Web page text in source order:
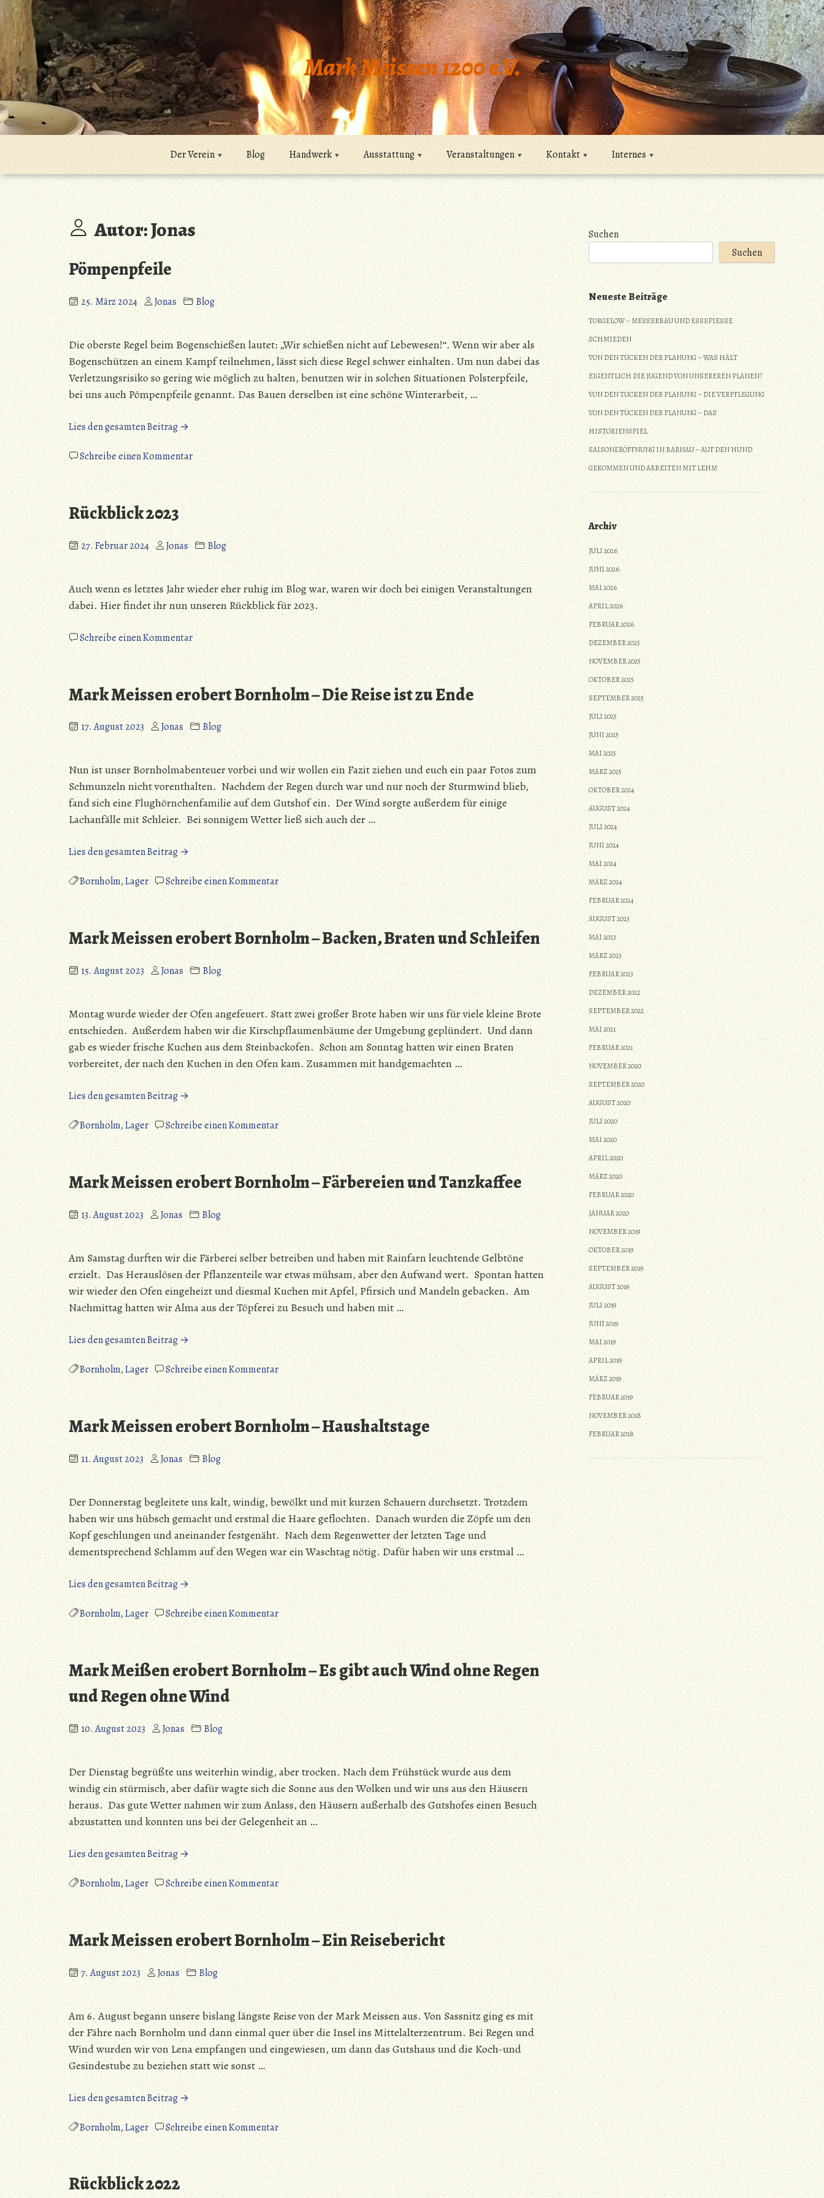
Zum
Inhalt
springen
Mark Meissen 1200 e.V.
Der Verein Blog Handwerk Ausstattung Veranstaltungen Kontakt Internes
Autor:Jonas
Pömpenpfeile
25. März 2024 Jonas Blog
Die oberste Regel beim Bogenschießen lautet: „Wir schießen nicht auf Lebewesen!“. Wenn wir aber als
Bogenschützen an einem Kampf teilnehmen, lässt sich diese Regel schwer einhalten. Um nun dabei das
Verletzungsrisiko so gering wie möglich zu halten, benutzen wir in solchen Situationen Polsterpfeile,
bei uns auch Pömpenpfeile genannt. Das Bauen derselben ist eine schöne Winterarbeit, …
Lies den gesamten Beitrag →„Pömpenpfeile“
Schreibe einen Kommentarzu
Pömpenpfeile
Rückblick 2023
27. Februar 2024 Jonas Blog
Auch wenn es letztes Jahr wieder eher ruhig im Blog war, waren wir doch bei einigen Veranstaltungen
dabei. Hier findet ihr nun unseren Rückblick für 2023.
Schreibe einen Kommentarzu
Rückblick
2023
Mark Meissen erobert Bornholm – Die Reise ist zu Ende
17. August 2023 Jonas Blog
Nun ist unser Bornholmabenteuer vorbei und wir wollen ein Fazit ziehen und euch ein paar Fotos zum
Schmunzeln nicht vorenthalten. Nachdem der Regen durch war und nur noch der Sturmwind blieb,
fand sich eine Flughörnchenfamilie auf dem Gutshof ein. Der Wind sorgte außerdem für einige
Lachanfälle mit Schleier. Bei sonnigem Wetter ließ sich auch der …
Lies den gesamten Beitrag →„Mark
Meissen
erobert
Bornholm
–
Die
Reise
ist
zu
Ende“
Bornholm,Lager Schreibe einen Kommentarzu
Mark
Meissen
erobert
Bornholm
–
Die
Reise
ist
zu
Ende
Mark Meissen erobert Bornholm – Backen, Braten und Schleifen
15. August 2023 Jonas Blog
Montag wurde wieder der Ofen angefeuert. Statt zwei großer Brote haben wir uns für viele kleine Brote
entschieden. Außerdem haben wir die Kirschpflaumenbäume der Umgebung geplündert. Und dann
gab es wieder frische Kuchen aus dem Steinbackofen. Schon am Sonntag hatten wir einen Braten
vorbereitet, der nach den Kuchen in den Ofen kam. Zusammen mit handgemachten …
Lies den gesamten Beitrag →„Mark
Meissen
erobert
Bornholm
–
Backen,
Braten
und
Schleifen“
Bornholm,Lager Schreibe einen Kommentarzu
Mark
Meissen
erobert
Bornholm
–
Backen,
Braten
und
Schleifen
Mark Meissen erobert Bornholm – Färbereien und Tanzkaffee
13. August 2023 Jonas Blog
Am Samstag durften wir die Färberei selber betreiben und haben mit Rainfarn leuchtende Gelbtöne
erzielt. Das Herauslösen der Pflanzenteile war etwas mühsam, aber den Aufwand wert. Spontan hatten
wir wieder den Ofen eingeheizt und diesmal Kuchen mit Apfel, Pfirsich und Mandeln gebacken. Am
Nachmittag hatten wir Alma aus der Töpferei zu Besuch und haben mit …
Lies den gesamten Beitrag →„Mark
Meissen
erobert
Bornholm
–
Färbereien
und
Tanzkaffee“
Bornholm,Lager Schreibe einen Kommentarzu
Mark
Meissen
erobert
Bornholm
–
Färbereien
und
Tanzkaffee
Mark Meissen erobert Bornholm – Haushaltstage
11. August 2023 Jonas Blog
Der Donnerstag begleitete uns kalt, windig, bewölkt und mit kurzen Schauern durchsetzt. Trotzdem
haben wir uns hübsch gemacht und erstmal die Haare geflochten. Danach wurden die Zöpfe um den
Kopf geschlungen und aneinander festgenäht. Nach dem Regenwetter der letzten Tage und
dementsprechend Schlamm auf den Wegen war ein Waschtag nötig. Dafür haben wir uns erstmal …
Lies den gesamten Beitrag → „Mark
Meissen
erobert
Bornholm
–
Haushaltstage“
Bornholm,Lager Schreibe einen Kommentarzu
Mark
Meissen
erobert
Bornholm
–
Haushaltstage
Mark Meißen erobert Bornholm – Es gibt auch Wind ohne Regen
und Regen ohne Wind
10. August 2023 Jonas Blog
Der Dienstag begrüßte uns weiterhin windig, aber trocken. Nach dem Frühstück wurde aus dem
windig ein stürmisch, aber dafür wagte sich die Sonne aus den Wolken und wir uns aus den Häusern
heraus. Das gute Wetter nahmen wir zum Anlass, den Häusern außerhalb des Gutshofes einen Besuch
abzustatten und konnten uns bei der Gelegenheit an …
Lies den gesamten Beitrag →„Mark
Meißen
erobert
Bornholm
–
Es
gibt
auch
Wind
ohne
Regen
und
Regen
ohne
Wind“
Bornholm,Lager Schreibe einen Kommentarzu
Mark
Meißen
erobert
Bornholm
–
Es
gibt
auch
Wind
ohne
Regen
und
Regen
ohne
Wind
Mark Meissen erobert Bornholm – Ein Reisebericht
7. August 2023 Jonas Blog
Am 6. August begann unsere bislang längste Reise von der Mark Meissen aus. Von Sassnitz ging es mit
der Fähre nach Bornholm und dann einmal quer über die Insel ins Mittelalterzentrum. Bei Regen und
Wind wurden wir von Lena empfangen und eingewiesen, um dann das Gutshaus und die Koch-und
Gesindestube zu beziehen statt wie sonst …
Lies den gesamten Beitrag →„Mark
Meissen
erobert
Bornholm
–
Ein
Reisebericht“
Bornholm,Lager Schreibe einen Kommentarzu
Mark
Meissen
erobert
Bornholm
Rückblick 2022
Suchen
Suchen
Neueste Beiträge
TORGELOW – MESSERBAU UND ESSSPIESSE S
CHMIEDEN
VON DEN TÜCKEN DER PLANUNG – WAS HÄLT
EIGENTLICH DIE JUGEND VON UNSEREREN PLÄNEN?
VON DEN TÜCKEN DER PLANUNG – DIE VERPFLEGUNG
VON DEN TÜCKEN DER PLANUNG – DAS
HISTORIENSPIEL
SAISONERÖFFNUNG IN BÄRNAU – AUF DEN HUND
GEKOMMEN UND ARBEITEN MIT LEHM
Archiv
JULI 2026
JUNI 2026
MAI 2026
APRIL 2026
FEBRUAR 2026
DEZEMBER 2025
NOVEMBER 2025
OKTOBER 2025
SEPTEMBER 2025
JULI 2025
JUNI 2025
MAI 2025
MÄRZ 2025
OKTOBER 2024
AUGUST 2024
JULI 2024
JUNI 2024
MAI 2024
MÄRZ 2024
FEBRUAR 2024
AUGUST 2023
MAI 2023
MÄRZ 2023
FEBRUAR 2023
DEZEMBER 2022
SEPTEMBER 2022
MAI 2021
FEBRUAR 2021
NOVEMBER 2020
SEPTEMBER 2020
AUGUST 2020
JULI 2020
MAI 2020
APRIL 2020
MÄRZ 2020
FEBRUAR 2020
JANUAR 2020
NOVEMBER 2019
OKTOBER 2019
SEPTEMBER 2019
AUGUST 2019
JULI 2019
JUNI 2019
MAI 2019
APRIL 2019
MÄRZ 2019
FEBRUAR 2019
NOVEMBER 2018
FEBRUAR 2018